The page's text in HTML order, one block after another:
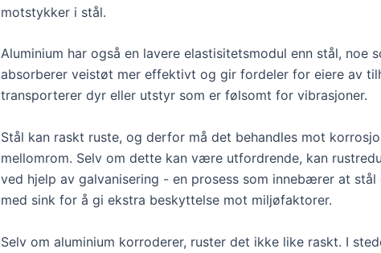
motstykker i stål.
Aluminium har også en lavere elastisitetsmodul enn stål, noe
absorberer veistøt mer effektivt og gir fordeler for eiere av
transporterer dyr eller utstyr som er følsomt for vibrasjoner.
Stål kan raskt ruste, og derfor må det behandles mot
mellomrom. Selv om dette kan være utfordrende, kan
ved hjelp av galvanisering - en prosess som innebærer at stål
med sink for å gi ekstra beskyttelse mot miljøfaktorer.
Selv om aluminium korroderer, ruster det ikke like raskt. I